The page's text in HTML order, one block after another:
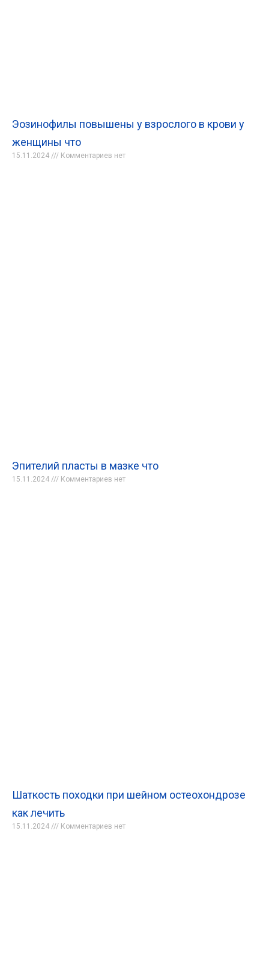
Эозинофилы повышены у взрослого в крови у
женщины что
15.11.2024 Комментариев нет
Эпителий пласты в мазке что
15.11.2024 Комментариев нет
Шаткость походки при шейном остеохондрозе
как лечить
15.11.2024 Комментариев нет